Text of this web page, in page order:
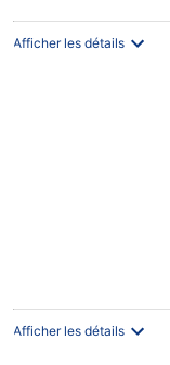
Afficher les détails
Afficher les détails